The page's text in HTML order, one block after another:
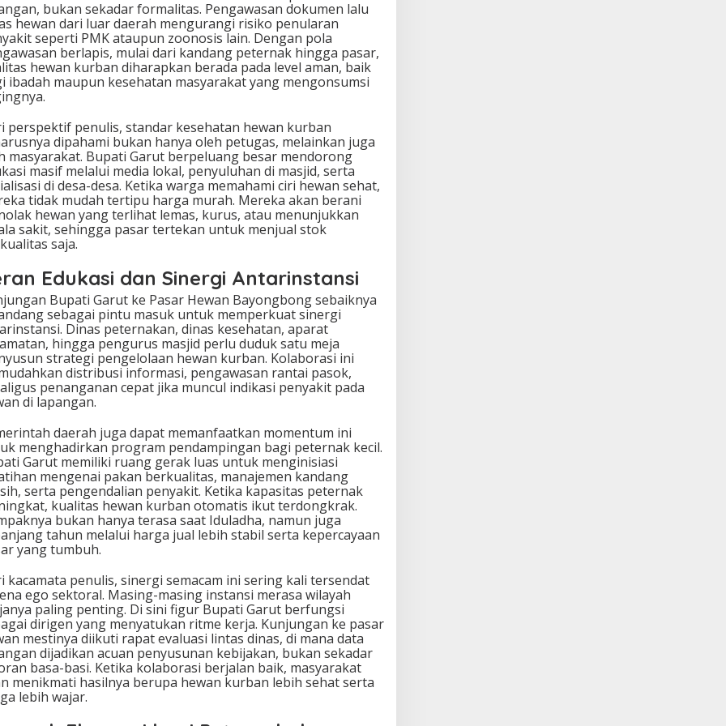
bukan sekadar formalitas. Pengawasan dokumen lalu
hewan dari luar daerah mengurangi risiko penularan
seperti PMK ataupun zoonosis lain. Dengan pola
berlapis, mulai dari kandang peternak hingga pasar,
hewan kurban diharapkan berada pada level aman, baik
ibadah maupun kesehatan masyarakat yang mengonsumsi
perspektif penulis, standar kesehatan hewan kurban
dipahami bukan hanya oleh petugas, melainkan juga
masyarakat. Bupati Garut berpeluang besar mendorong
masif melalui media lokal, penyuluhan di masjid, serta
di desa-desa. Ketika warga memahami ciri hewan sehat,
tidak mudah tertipu harga murah. Mereka akan berani
hewan yang terlihat lemas, kurus, atau menunjukkan
sakit, sehingga pasar tertekan untuk menjual stok
saja.
Edukasi dan Sinergi Antarinstansi
Bupati Garut ke Pasar Hewan Bayongbong sebaiknya
sebagai pintu masuk untuk memperkuat sinergi
Dinas peternakan, dinas kesehatan, aparat
hingga pengurus masjid perlu duduk satu meja
strategi pengelolaan hewan kurban. Kolaborasi ini
distribusi informasi, pengawasan rantai pasok,
penanganan cepat jika muncul indikasi penyakit pada
di lapangan.
daerah juga dapat memanfaatkan momentum ini
menghadirkan program pendampingan bagi peternak kecil.
Garut memiliki ruang gerak luas untuk menginisiasi
mengenai pakan berkualitas, manajemen kandang
serta pengendalian penyakit. Ketika kapasitas peternak
kualitas hewan kurban otomatis ikut terdongkrak.
bukan hanya terasa saat Iduladha, namun juga
tahun melalui harga jual lebih stabil serta kepercayaan
yang tumbuh.
kacamata penulis, sinergi semacam ini sering kali tersendat
ego sektoral. Masing-masing instansi merasa wilayah
paling penting. Di sini figur Bupati Garut berfungsi
dirigen yang menyatukan ritme kerja. Kunjungan ke pasar
mestinya diikuti rapat evaluasi lintas dinas, di mana data
dijadikan acuan penyusunan kebijakan, bukan sekadar
basa-basi. Ketika kolaborasi berjalan baik, masyarakat
menikmati hasilnya berupa hewan kurban lebih sehat serta
lebih wajar.